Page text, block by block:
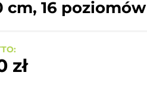
16 poziomów
zł